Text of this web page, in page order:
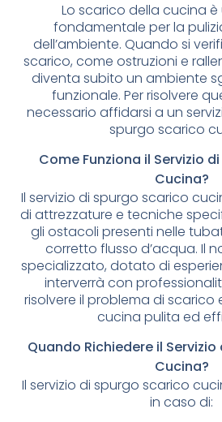
Lo scarico della cucina
fondamentale per la
dell’ambiente. Quando si
scarico, come ostruzioni e
diventa subito un ambiente
funzionale. Per risolvere
necessario affidarsi a un
spurgo scarico
Come Funziona il Servizio
Cucina?
Il servizio di spurgo scarico
di attrezzature e tecniche
gli ostacoli presenti nelle
corretto flusso d’acqua. Il
specializzato, dotato di
interverrà con
risolvere il problema di scarico
cucina pulita ed
Quando Richiedere il
Cucina?
Il servizio di spurgo scarico
in caso di: